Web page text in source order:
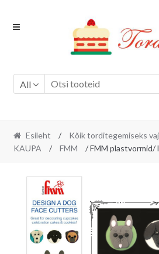
Skip
Skip
All
Esileht /
Kõik torditegemiseks
KAUPA
/ FMM / FMM plastvormid/